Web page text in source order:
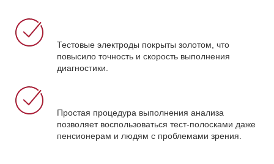
Тестовые электроды покрыты золотом, что
повысило точность и скорость выполнения
диагностики.
Простая процедура выполнения анализа
позволяет воспользоваться тест-полосками даже
пенсионерам и людям с проблемами зрения.